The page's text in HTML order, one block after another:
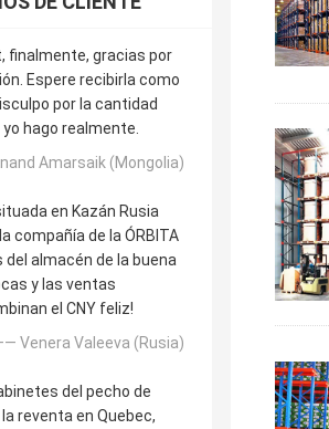
finalmente, gracias por
Espere recibirla como
por la cantidad
hago realmente.
Amarsaik (Mongolia)
en Kazán Rusia
compañía de la ÓRBITA
almacén de la buena
y las ventas
el CNY feliz!
Venera Valeeva (Rusia)
del pecho de
reventa en Quebec,